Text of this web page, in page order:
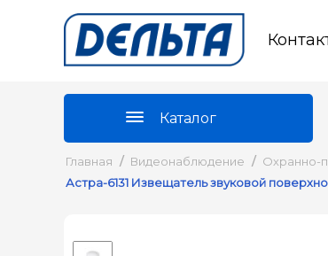
Каталог
Главная / Видеонаблюдение / Охранно-
Астра-6131 Извещатель звуковой